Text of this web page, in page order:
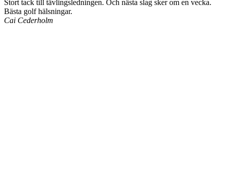
Stort tack till tävlingsledningen. Och nästa slag sker om en vecka.
Bästa golf hälsningar.
Cai Cederholm